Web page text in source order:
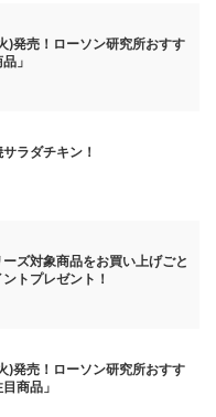
)発売！ローソン研究所おすす
」
ラダチキン！
ズ対象商品をお買い上げごと
トプレゼント！
)発売！ローソン研究所おすす
商品」